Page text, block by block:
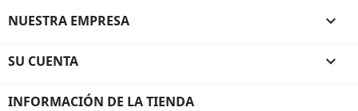
NUESTRA EMPRESA 
SU CUENTA 
INFORMACIÓN DE LA TIENDA